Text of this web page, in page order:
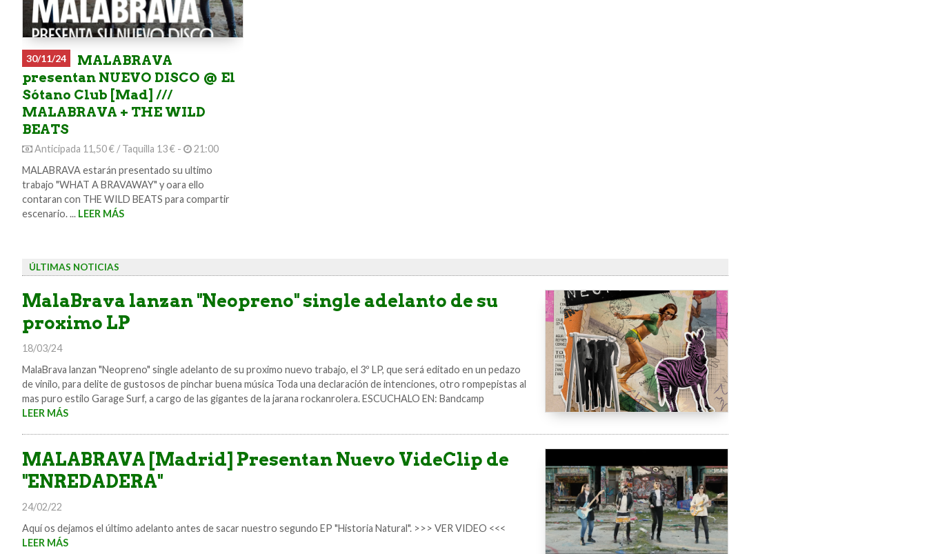
30/11/24
MALABRAVA
presentan NUEVO DISCO @ El
Sótano Club [Mad] ///
MALABRAVA + THE WILD
BEATS
Anticipada 11,50 € / Taquilla 13 € -
21:00
MALABRAVA estarán presentado su ultimo
trabajo "WHAT A BRAVAWAY" y oara ello
contaran con THE WILD BEATS para compartir
escenario. ... LEER MÁS
ÚLTIMAS NOTICIAS
MalaBrava lanzan "Neopreno" single adelanto de su
proximo LP
18/03/24
MalaBrava lanzan "Neopreno" single adelanto de su proximo nuevo trabajo, el 3º LP, que será editado en un pedazo
de vinilo, para delite de gustosos de pinchar buena música Toda una declaración de intenciones, otro rompepistas al
mas puro estilo Garage Surf, a cargo de las gigantes de la jarana rockanrolera. ESCUCHALO EN: Bandcamp
LEER MÁS
MALABRAVA [Madrid] Presentan Nuevo VideClip de
"ENREDADERA"
24/02/22
Aquí os dejamos el último adelanto antes de sacar nuestro segundo EP "Historia Natural". >>> VER VIDEO <<<
LEER MÁS